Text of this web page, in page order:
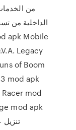
من
الداخلية من
Legacy
of Boom
mod
mod apk